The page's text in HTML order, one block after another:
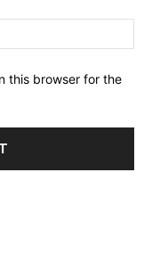
this browser for the